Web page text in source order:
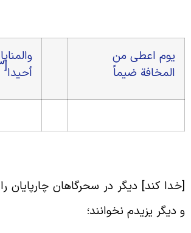
يوم اعطى من
المخافة ضيماً
أحيدا[3]
كند] ديگر در سحرگاهان چارپايان را
ديگر يزيدم نخوانند؛